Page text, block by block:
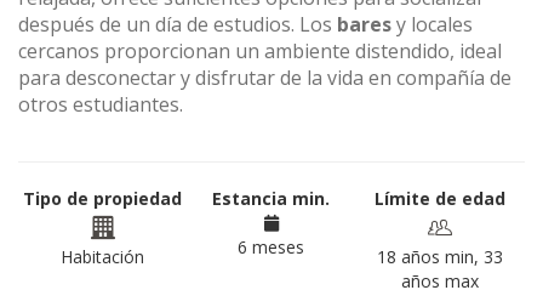
después de un día de estudios. Los baresy locales
cercanos proporcionan un ambiente distendido, ideal
para desconectar y disfrutar de la vida en compañía de
otros estudiantes.
Tipo de propiedad
Habitación
Estancia min.
6 meses
Límite de edad
18 años min, 33
años max